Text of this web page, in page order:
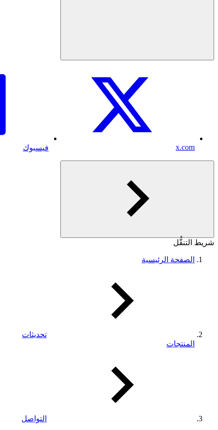
x.com فيسبوك
شريط التنقُّل
الصفحة الرئيسية
تحديثات
المنتجات
التواصل